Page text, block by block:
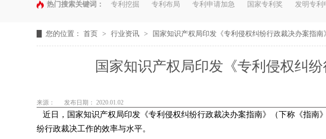
热门搜索关键词： 专利挖掘 专利布局 专利申请加急 国家专利奖 发明专利
您的位置： 首页 > 行业资讯 > 国家知识产权局印发《专利侵权纠纷行政裁决办案指南
国家知识产权局印发《专利侵权纠纷
来源： 发布日期： 2020.01.02
近日，国家知识产权局印发《专利侵权纠纷行政裁决办案指南》（下称《指南
纷行政裁决工作的效率与水平。